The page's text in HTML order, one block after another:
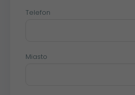
Telefon
Miasto